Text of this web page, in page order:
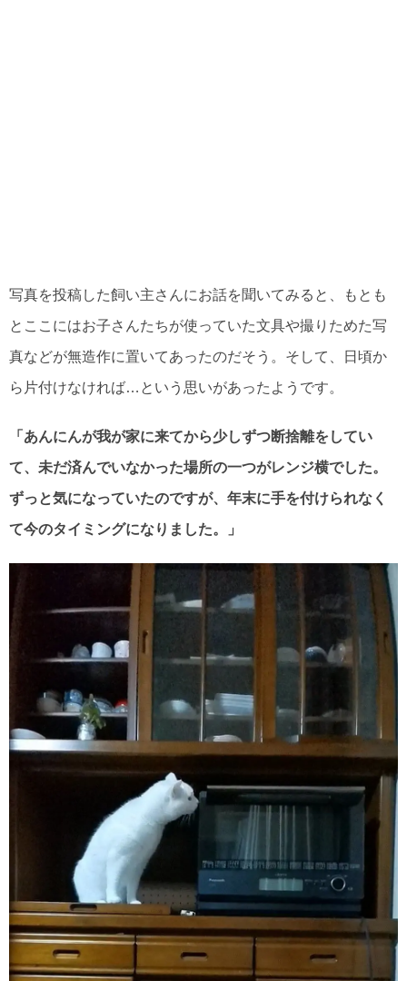
写真を投稿した飼い主さんにお話を聞いてみると、もとも
とここにはお子さんたちが使っていた文具や撮りためた写
真などが無造作に置いてあったのだそう。そして、日頃か
ら片付けなければ…という思いがあったようです。
「あんにんが我が家に来てから少しずつ断捨離をしてい
て、未だ済んでいなかった場所の一つがレンジ横でした。
ずっと気になっていたのですが、年末に手を付けられなく
て今のタイミングになりました。」